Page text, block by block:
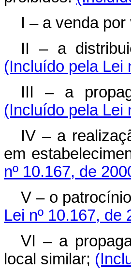
I – a venda por
II – a
(Incluído pela Lei
III – a
(Incluído pela Lei
IV – a
em
nº 10.167, de
V – o
Lei nº 10.167, de
VI – a
local similar;